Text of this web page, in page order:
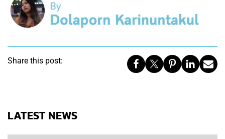
Share this post:
LATEST NEWS